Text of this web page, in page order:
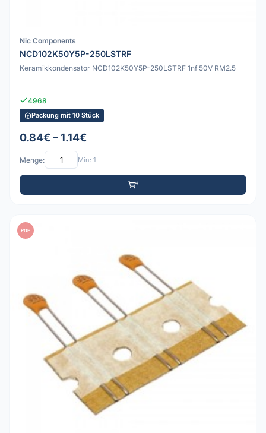
Nic Components
NCD102K50Y5P-250LSTRF
Keramikkondensator NCD102K50Y5P-250LSTRF 1nf 50V RM2.5
4968
Packung mit 10 Stück
0.84€ – 1.14€
Menge: Min: 1
PDF